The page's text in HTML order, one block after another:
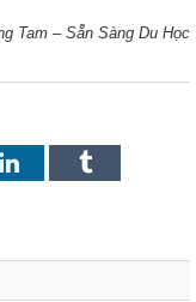
Tam – Sẵn Sàng Du Học
LinkedInTumblr